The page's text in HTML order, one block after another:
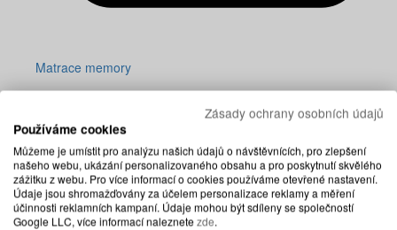
Matrace memory
Zásady ochrany osobních údajů
Používáme cookies
Můžeme je umístit pro analýzu našich údajů o návštěvnících, pro zlepšení
našeho webu, ukázání personalizovaného obsahu a pro poskytnutí skvělého
zážitku z webu. Pro více informací o cookies používáme otevřené nastavení.
Údaje jsou shromažďovány za účelem personalizace reklamy a měření
účinnosti reklamních kampaní. Údaje mohou být sdíleny se společností
Google LLC, více informací naleznetezde.